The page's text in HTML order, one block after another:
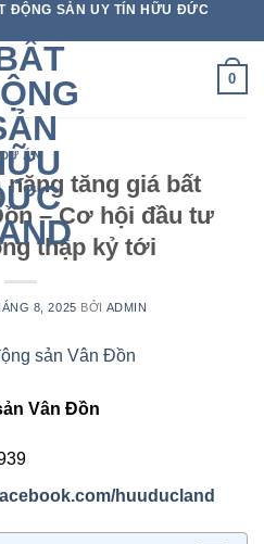
ĐỘNG SẢN UY TÍN HỮU ĐỨC
0
DỰ ÁN
tăng giá bất
– Cơ hội đầu tư
thập kỷ tới
8, 2025 BỞI ADMIN
Vân Đồn
huuducland